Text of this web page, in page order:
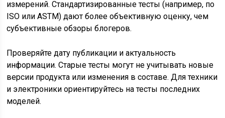
измерений. Стандартизированные тесты (например, по
ISO или ASTM) дают более объективную оценку, чем
субъективные обзоры блогеров.
Проверяйте дату публикации и актуальность
информации. Старые тесты могут не учитывать новые
версии продукта или изменения в составе. Для техники
и электроники ориентируйтесь на тесты последних
моделей.